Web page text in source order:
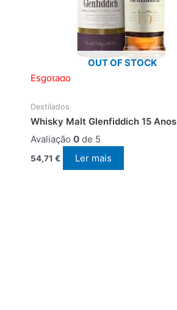
OUT OF STOCK
Esgotado
Destilados
Whisky Malt Glenfiddich 15 Anos
Avaliação 0 de 5
54,71 € Ler mais